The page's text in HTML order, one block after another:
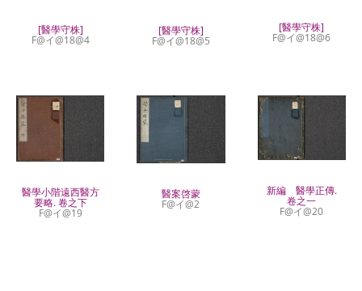
[醫學守株]
F@イ@18@4
[醫學守株]
F@イ@18@5
[醫學守株]
F@イ@18@6
醫學小階遠西醫方
要略. 卷之下
F@イ@19
醫案啓蒙
F@イ@2
新編 醫學正傳.
卷之一
F@イ@20